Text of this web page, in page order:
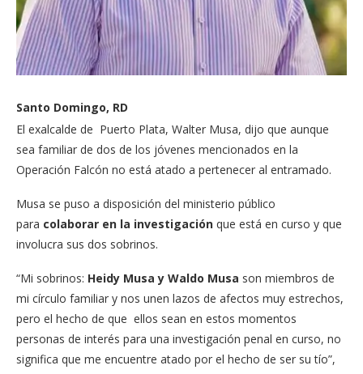
Santo Domingo, RD
El exalcalde de Puerto Plata, Walter Musa, dijo que aunque
sea familiar de dos de los jóvenes mencionados en la
Operación Falcón no está atado a pertenecer al entramado.
Musa se puso a disposición del ministerio público
para colaborar en la investigación que está en curso y que
involucra sus dos sobrinos.
“Mi sobrinos: Heidy Musa y Waldo Musa son miembros de
mi círculo familiar y nos unen lazos de afectos muy estrechos,
pero el hecho de que ellos sean en estos momentos
personas de interés para una investigación penal en curso, no
significa que me encuentre atado por el hecho de ser su tío”,